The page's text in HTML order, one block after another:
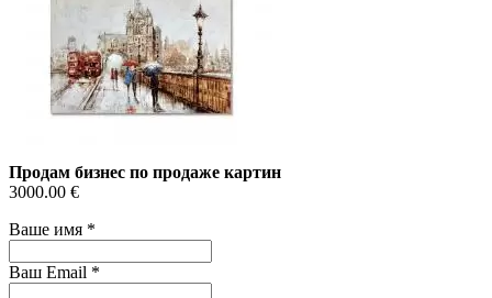
Продам бизнес по продаже картин
3000.00 €
Ваше имя *
Ваш Email *